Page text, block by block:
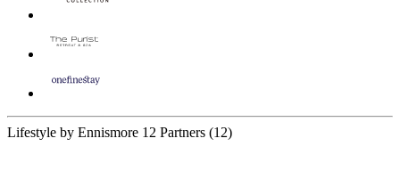
Lifestyle by Ennismore 12 Partners (12)